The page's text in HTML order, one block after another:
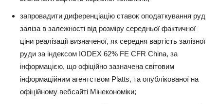
запровадити диференціацію ставок оподаткування руд
заліза в залежності від розміру середньої фактичної
ціни реалізації визначеної, як середня вартість залізної
руди за індексом IODEX 62% FE CFR China, за
інформацією, що офіційно зазначена світовим
інформаційним агентством Platts, та опублікованої на
офіційному вебсайті Мінекономіки;